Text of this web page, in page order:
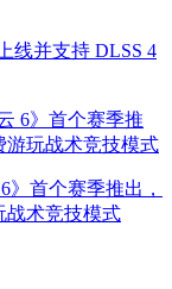
线并支持 DLSS 4
首个赛季推出，
战术竞技模式